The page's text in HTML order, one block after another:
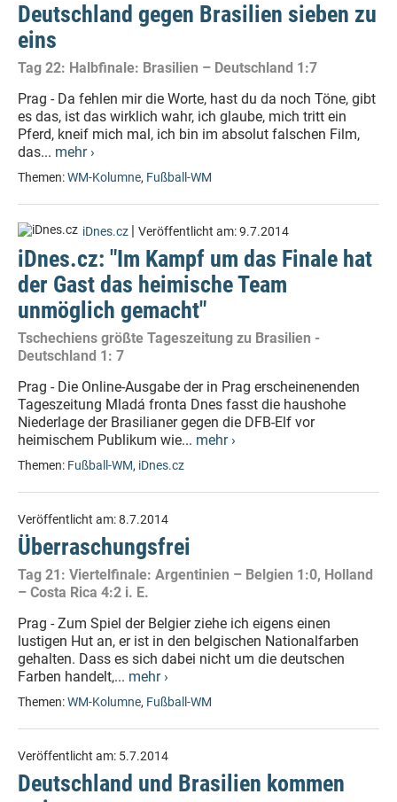
Deutschland gegen Brasilien sieben zu
eins
Tag 22: Halbfinale: Brasilien – Deutschland 1:7
Prag - Da fehlen mir die Worte, hast du da noch Töne, gibt
es das, ist das wirklich wahr, ich glaube, mich tritt ein
Pferd, kneif mich mal, ich bin im absolut falschen Film,
das... mehr ›
Themen:WM-Kolumne, Fußball-WM
iDnes.cz | Veröffentlicht am:9.7.2014
iDnes.cz: "Im Kampf um das Finale hat
der Gast das heimische Team
unmöglich gemacht"
Tschechiens größte Tageszeitung zu Brasilien -
Deutschland 1: 7
Prag - Die Online-Ausgabe der in Prag erscheinenenden
Tageszeitung Mladá fronta Dnes fasst die haushohe
Niederlage der Brasilianer gegen die DFB-Elf vor
heimischem Publikum wie... mehr ›
Themen: Fußball-WM, iDnes.cz
Veröffentlicht am:8.7.2014
Überraschungsfrei
Tag 21: Viertelfinale: Argentinien – Belgien 1:0, Holland
– Costa Rica 4:2 i. E.
Prag - Zum Spiel der Belgier ziehe ich eigens einen
lustigen Hut an, er ist in den belgischen Nationalfarben
gehalten. Dass es sich dabei nicht um die deutschen
Farben handelt,... mehr ›
Themen:WM-Kolumne, Fußball-WM
Veröffentlicht am: 5.7.2014
Deutschland und Brasilien kommen